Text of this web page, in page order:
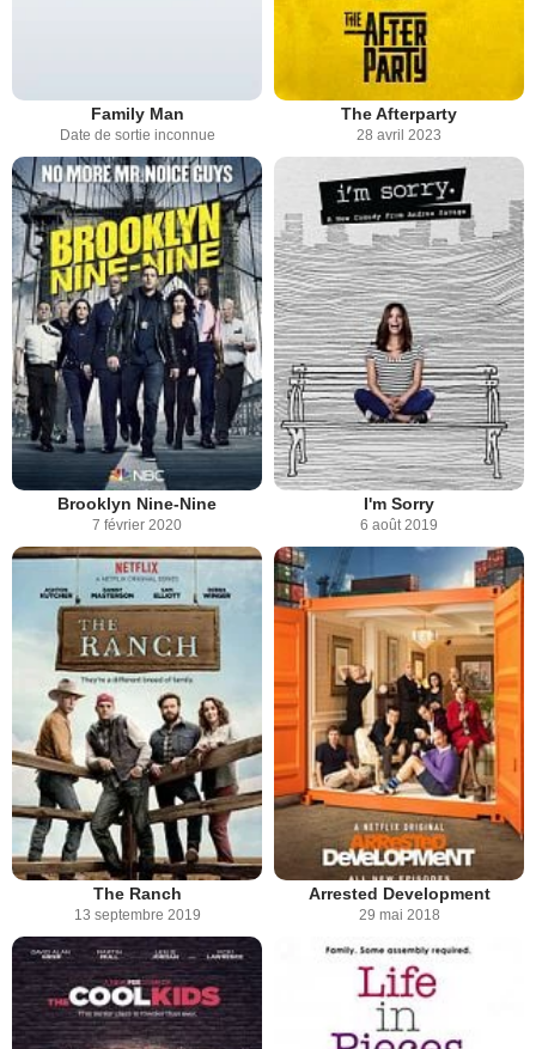
Family Man
Date de sortie inconnue
The Afterparty
28 avril 2023
Brooklyn Nine-Nine
7 février 2020
I'm Sorry
6 août 2019
The Ranch
13 septembre 2019
Arrested Development
29 mai 2018